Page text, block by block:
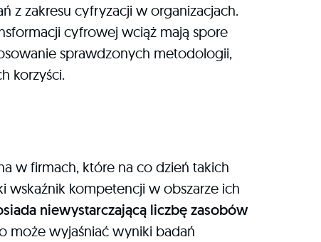
z zakresu cyfryzacji w organizacjach.
cyfrowej wciąż mają spore
sprawdzonych metodologii,
korzyści.
w firmach, które na co dzień takich
wskaźnik kompetencji w obszarze ich
niewystarczającą liczbę zasobów
może wyjaśniać wyniki badań